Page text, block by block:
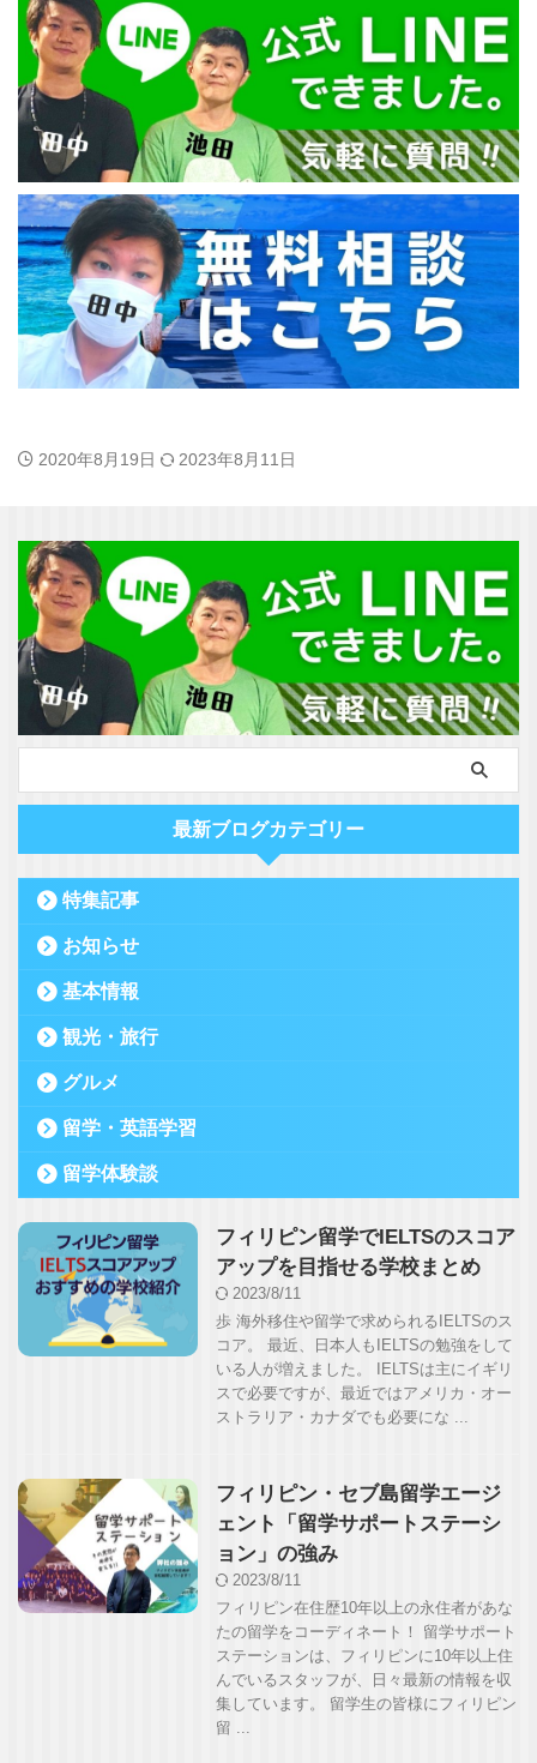
2020年8月19日 2023年8月11日
最新ブログカテゴリー
特集記事
お知らせ
基本情報
観光・旅行
グルメ
留学・英語学習
留学体験談
フィリピン留学でIELTSのスコア
アップを目指せる学校まとめ
2023/8/11
歩 海外移住や留学で求められるIELTSのス
コア。 最近、日本人もIELTSの勉強をして
いる人が増えました。 IELTSは主にイギリ
スで必要ですが、最近ではアメリカ・オー
ストラリア・カナダでも必要にな ...
フィリピン・セブ島留学エージ
ェント「留学サポートステーシ
ョン」の強み
2023/8/11
フィリピン在住歴10年以上の永住者があな
たの留学をコーディネート！ 留学サポート
ステーションは、フィリピンに10年以上住
んでいるスタッフが、日々最新の情報を収
集しています。 留学生の皆様にフィリピン
留 ...